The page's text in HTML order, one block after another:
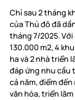
Chỉ sau 2 tháng
của Thủ đô đã
tháng 7/2025.
130.000 m2, 4
ha và 2 nhà triển
đáp ứng nhu cầu
cả năm, điểm
văn hóa, triển